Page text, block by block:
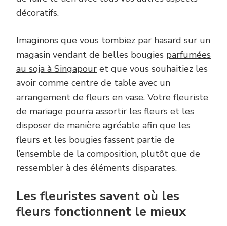
décoratifs.
Imaginons que vous tombiez par hasard sur un
magasin vendant de belles bougies parfumées
au soja à Singapour et que vous souhaitiez les
avoir comme centre de table avec un
arrangement de fleurs en vase. Votre fleuriste
de mariage pourra assortir les fleurs et les
disposer de manière agréable afin que les
fleurs et les bougies fassent partie de
l’ensemble de la composition, plutôt que de
ressembler à des éléments disparates.
Les fleuristes savent où les
fleurs fonctionnent le mieux